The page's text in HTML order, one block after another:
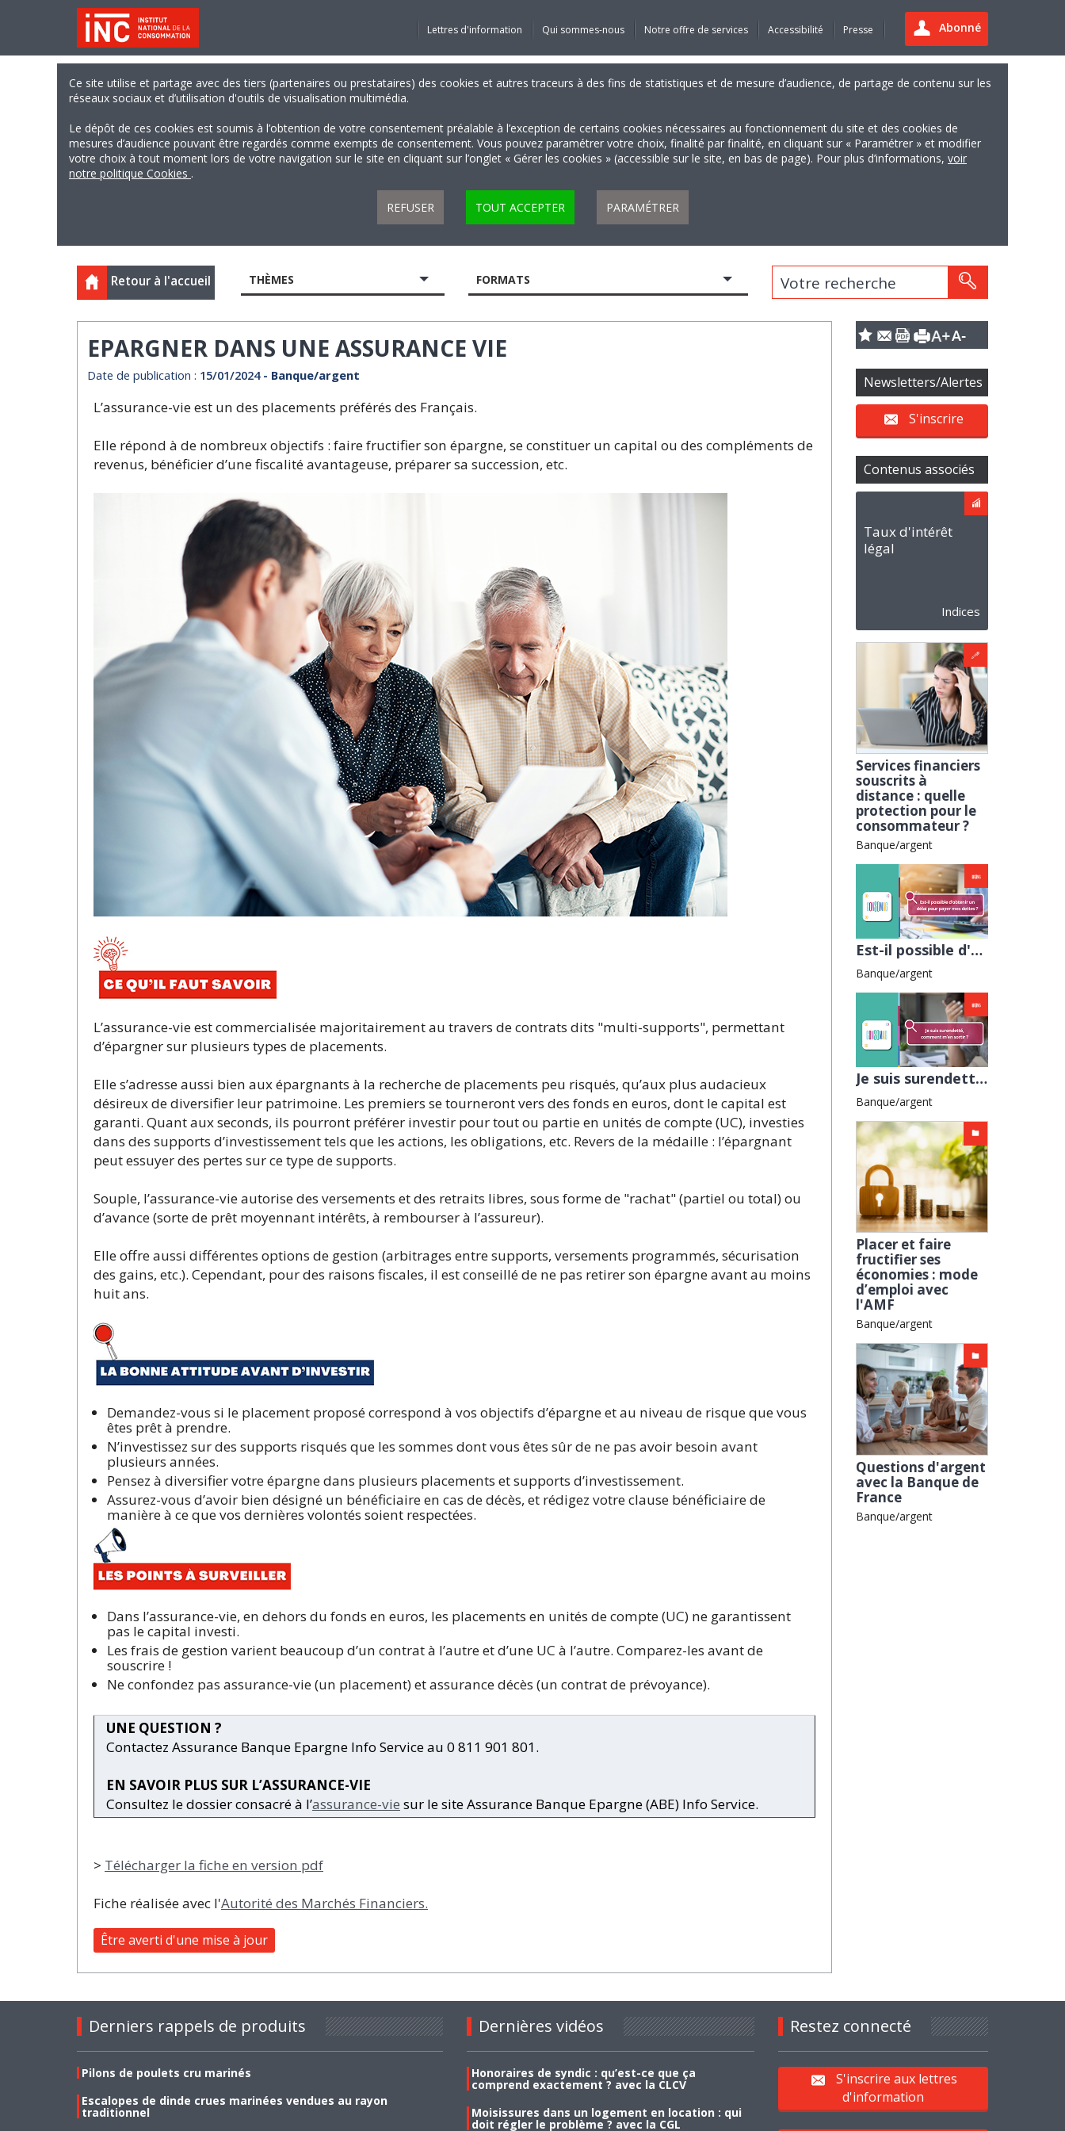
Abonné
Lettres d'information Qui sommes-nous Notre offre de services Accessibilité Presse
Ce site utilise et partage avec des tiers (partenaires ou prestataires) des cookies et autres traceurs à des fins de statistiques et de mesure d’audience, de partage de contenu sur les
réseaux sociaux et d’utilisation d'outils de visualisation multimédia.
Le dépôt de ces cookies est soumis à l’obtention de votre consentement préalable à l’exception de certains cookies nécessaires au fonctionnement du site et des cookies de
mesures d’audience pouvant être regardés comme exempts de consentement. Vous pouvez paramétrer votre choix, finalité par finalité, en cliquant sur « Paramétrer » et modifier
votre choix à tout moment lors de votre navigation sur le site en cliquant sur l’onglet « Gérer les cookies » (accessible sur le site, en bas de page). Pour plus d’informations, voir
notre politique Cookies .
REFUSER TOUT ACCEPTER PARAMÉTRER
Retour à l'accueil THÈMES FORMATS Votre recherche
EPARGNER DANS UNE ASSURANCE VIE
Date de publication : 15/01/2024 - Banque/argent
L’assurance-vie est un des placements préférés des Français.
Elle répond à de nombreux objectifs : faire fructifier son épargne, se constituer un capital ou des compléments de
revenus, bénéficier d’une fiscalité avantageuse, préparer sa succession, etc.
L’assurance-vie est commercialisée majoritairement au travers de contrats dits "multi-supports", permettant
d’épargner sur plusieurs types de placements.
Elle s’adresse aussi bien aux épargnants à la recherche de placements peu risqués, qu’aux plus audacieux
désireux de diversifier leur patrimoine. Les premiers se tourneront vers des fonds en euros, dont le capital est
garanti. Quant aux seconds, ils pourront préférer investir pour tout ou partie en unités de compte (UC), investies
dans des supports d’investissement tels que les actions, les obligations, etc. Revers de la médaille : l’épargnant
peut essuyer des pertes sur ce type de supports.
Souple, l’assurance-vie autorise des versements et des retraits libres, sous forme de "rachat" (partiel ou total) ou
d’avance (sorte de prêt moyennant intérêts, à rembourser à l’assureur).
Elle offre aussi différentes options de gestion (arbitrages entre supports, versements programmés, sécurisation
des gains, etc.). Cependant, pour des raisons fiscales, il est conseillé de ne pas retirer son épargne avant au moins
huit ans.
Demandez-vous si le placement proposé correspond à vos objectifs d’épargne et au niveau de risque que vous
êtes prêt à prendre.
N’investissez sur des supports risqués que les sommes dont vous êtes sûr de ne pas avoir besoin avant
plusieurs années.
Pensez à diversifier votre épargne dans plusieurs placements et supports d’investissement.
Assurez-vous d’avoir bien désigné un bénéficiaire en cas de décès, et rédigez votre clause bénéficiaire de
manière à ce que vos dernières volontés soient respectées.
Dans l’assurance-vie, en dehors du fonds en euros, les placements en unités de compte (UC) ne garantissent
pas le capital investi.
Les frais de gestion varient beaucoup d’un contrat à l’autre et d’une UC à l’autre. Comparez-les avant de
souscrire !
Ne confondez pas assurance-vie (un placement) et assurance décès (un contrat de prévoyance).
UNE QUESTION ?
Contactez Assurance Banque Epargne Info Service au 0 811 901 801.
EN SAVOIR PLUS SUR L’ASSURANCE-VIE
Consultez le dossier consacré à l’assurance-vie sur le site Assurance Banque Epargne (ABE) Info Service.
> Télécharger la fiche en version pdf
Fiche réalisée avec l'Autorité des Marchés Financiers.
Être averti d'une mise à jour
Newsletters/Alertes
S'inscrire
Contenus associés
Indices
Taux d'intérêt
légal
Services financiers
souscrits à
distance : quelle
protection pour le
consommateur ?
Banque/argent
Est-il possible d'obtenir un délai pour payer mes dettes ? avec l'ALLDC
Banque/argent
Je suis surendetté, comment m’en sortir ? avec l'AFOC
Banque/argent
Placer et faire
fructifier ses
économies : mode
d’emploi avec
l'AMF
Banque/argent
Questions d'argent
avec la Banque de
France
Banque/argent
Derniers rappels de produits
Pilons de poulets cru marinés
Escalopes de dinde crues marinées vendues au rayon
traditionnel
Dernières vidéos
Honoraires de syndic : qu’est-ce que ça
comprend exactement ? avec la CLCV
Moisissures dans un logement en location : qui
doit régler le problème ? avec la CGL
Restez connecté
S'inscrire aux lettres
d'information